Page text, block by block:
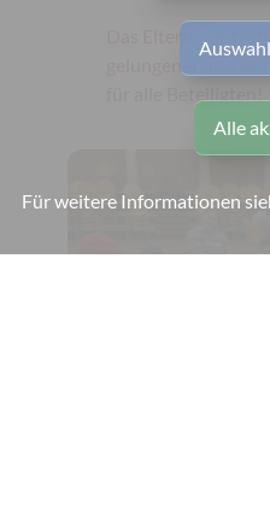
Alle
Für weitere Informationen
Das Eltern- und